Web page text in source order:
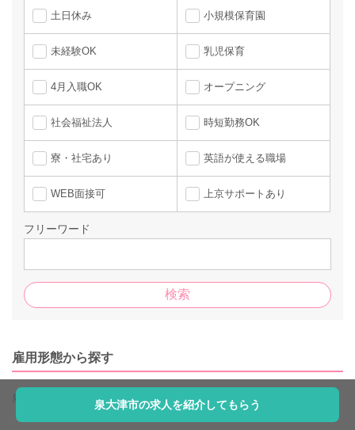
泉大津市の求人を紹介してもらう
土日休み 小規模保育園
未経験OK 乳児保育
4月入職OK オープニング
社会福祉法人 時短勤務OK
寮・社宅あり 英語が使える職場
WEB面接可 上京サポートあり
フリーワード
雇用形態から探す
泉大津市×正社員